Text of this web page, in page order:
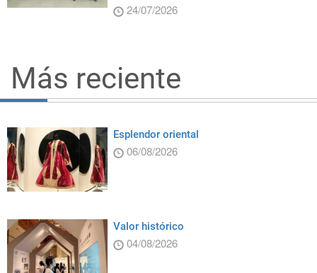
24/07/2026
Más reciente
Esplendor oriental
06/08/2026
Valor histórico
04/08/2026